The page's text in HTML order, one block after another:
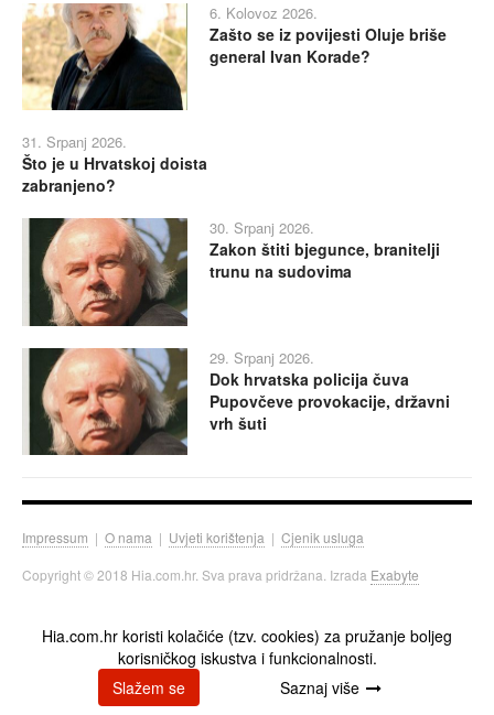
6. Kolovoz 2026.
Zašto se iz povijesti Oluje briše
general Ivan Korade?
31. Srpanj 2026.
Što je u Hrvatskoj doista
zabranjeno?
30. Srpanj 2026.
Zakon štiti bjegunce, branitelji
trunu na sudovima
29. Srpanj 2026.
Dok hrvatska policija čuva
Pupovčeve provokacije, državni
vrh šuti
Impressum | O nama | Uvjeti korištenja | Cjenik usluga
Copyright © 2018 Hia.com.hr. Sva prava pridržana. Izrada Exabyte
Hia.com.hr koristi kolačiće (tzv. cookies) za pružanje boljeg
korisničkog iskustva i funkcionalnosti.
Slažem se
Saznaj više